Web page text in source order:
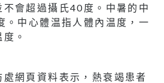
會超過攝氏40度。中暑的中
。中心體温指人體內温度，一
。
網頁資料表示，熱衰竭患者